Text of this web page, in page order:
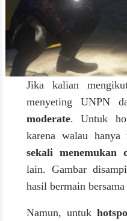
Jika kalian
menyeting UNPN
moderate. Untuk
karena walau
sekali menemukan
lain. Gambar
hasil bermain
Namun, untuk